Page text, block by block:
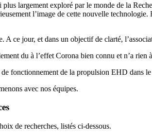
plus largement exploré par le monde de la
l’image de cette nouvelle
A ce jour, et dans un objectif de clarté,
du à l’effet Corona bien connu et n’a rien
fonctionnement de la propulsion EHD dans
avec nos équipes.
de recherches, listés ci-dessous.